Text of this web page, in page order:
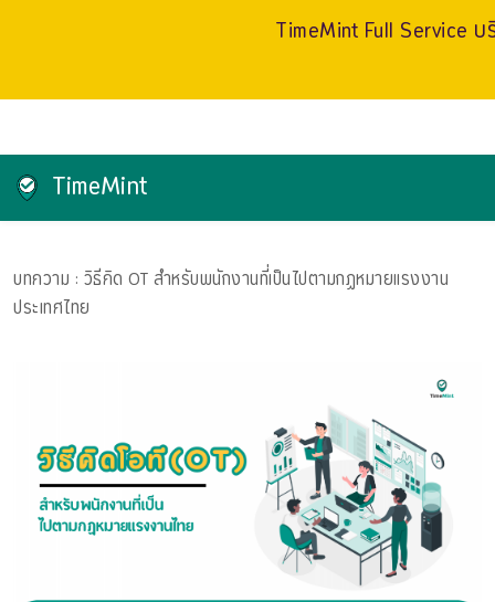
TimeMint Full Service
TimeMint
บทความ : วิธีคิด OT สำหรับพนักงานที่เป็นไปตามกฏหมายแรงงาน
ประเทศไทย